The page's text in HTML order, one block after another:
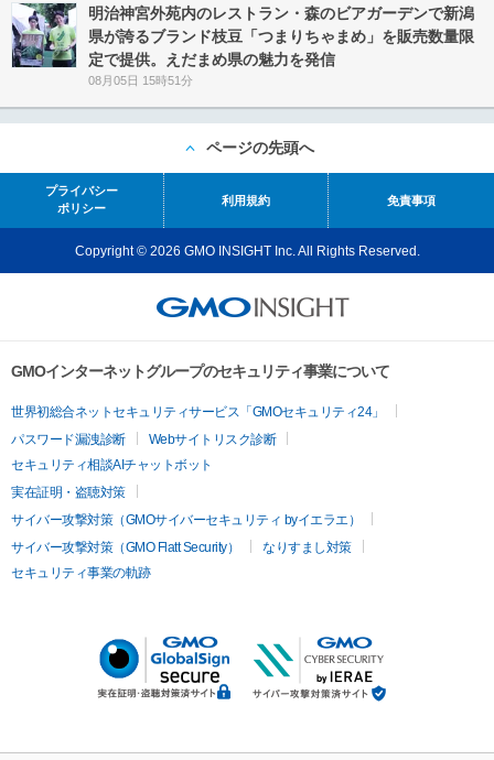
明治神宮外苑内のレストラン・森のビアガーデンで新潟
県が誇るブランド枝豆「つまりちゃまめ」を販売数量限
定で提供。えだまめ県の魅力を発信
08月05日 15時51分
ページの先頭へ
プライバシー
ポリシー
利用規約 免責事項
Copyright © 2026 GMO INSIGHT Inc. All Rights Reserved.
GMOインターネットグループのセキュリティ事業について
世界初総合ネットセキュリティサービス「GMOセキュリティ24」
パスワード漏洩診断
Webサイトリスク診断
セキュリティ相談AIチャットボット
実在証明・盗聴対策
サイバー攻撃対策（GMOサイバーセキュリティ byイエラエ）
サイバー攻撃対策（GMO Flatt Security）
なりすまし対策
セキュリティ事業の軌跡